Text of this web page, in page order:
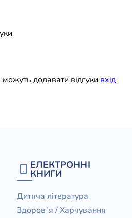
Художня
можуть додавати відгуки вхiд
ЕЛЕКТРОННІ
КНИГИ
Дитяча література
Здоров`я / Харчування